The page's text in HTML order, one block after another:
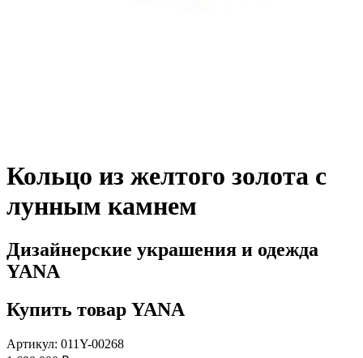
Кольцо из желтого золота с
лунным камнем
Дизайнерские украшения и одежда
YANA
Купить товар YANA
Артикул: 011Y-00268